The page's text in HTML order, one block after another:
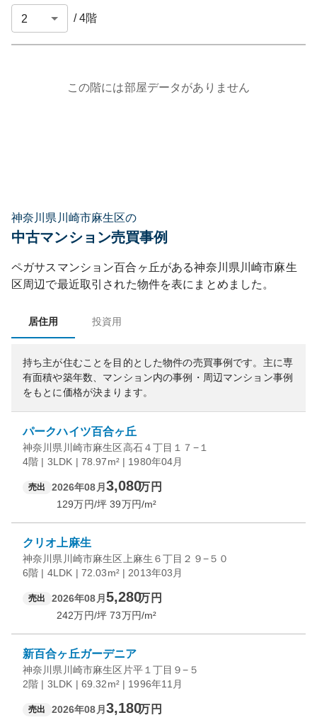
/4階
この階には部屋データがありません
神奈川県川崎市麻生区の
中古マンション売買事例
ペガサスマンション百合ヶ丘がある神奈川県 川崎市麻生
区周辺で最近取引された物件を表にまとめました。
居住用 投資用
持ち主が住むことを目的とした物件の売買事例です。 主に専
有面積や築年数、マンション内の事例・周辺マンション事例
をもとに価格が決まります。
パークハイツ百合ヶ丘
神奈川県川崎市麻生区高石４丁目１７−１
4階 | 3LDK | 78.97m² | 1980年04月
売出 2026年08月 3,080万円
129万円/坪 39万円/m²
クリオ上麻生
神奈川県川崎市麻生区上麻生６丁目２９−５０
6階 | 4LDK | 72.03m² | 2013年03月
売出 2026年08月 5,280万円
242万円/坪 73万円/m²
新百合ヶ丘ガーデニア
神奈川県川崎市麻生区片平１丁目９−５
2階 | 3LDK | 69.32m² | 1996年11月
売出 2026年08月 3,180万円